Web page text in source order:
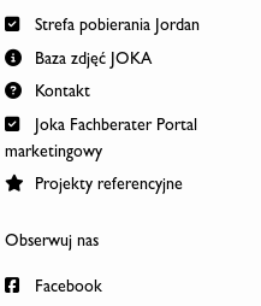
Strefa pobierania Jordan
Baza zdjęć JOKA
Kontakt
Joka Fachberater Portal
marketingowy
Projekty referencyjne
Obserwuj nas
Facebook